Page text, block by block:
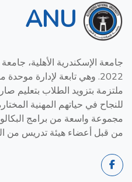
ANU
جامعة الإسكندرية الأهلية،
2022. وهي تابعة لإدارة
ملتزمة بتزويد الطلاب بتعليم
للنجاح في حياتهم المهنية
مجموعة واسعة من برامج
من قبل أعضاء هيئة تدريس من